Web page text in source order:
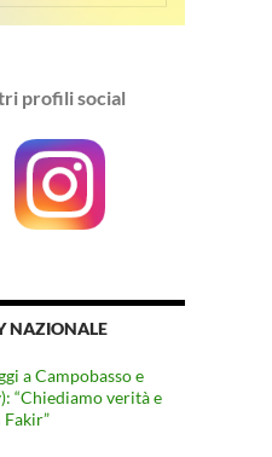
profili social
NAZIONALE
a Campobasso e
“Chiediamo verità e